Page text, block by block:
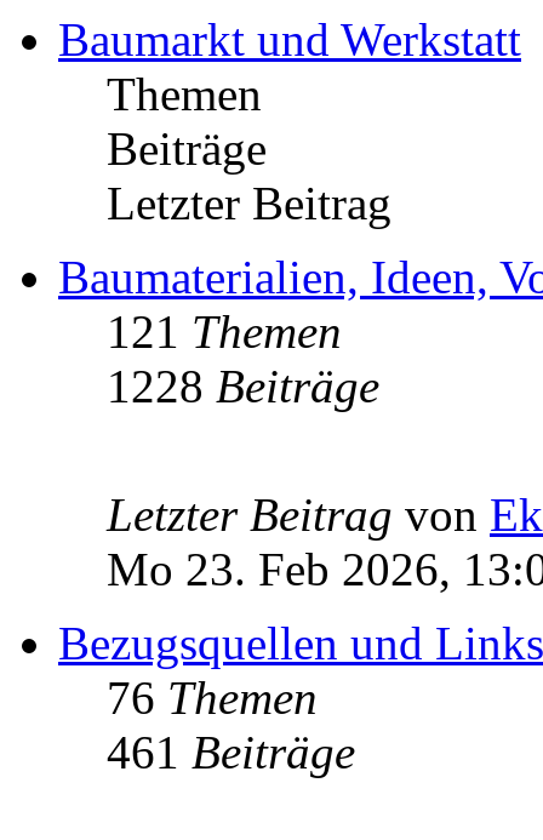
Baumarkt und Werkstatt
Themen
Beiträge
Letzter Beitrag
Baumaterialien, Ideen,
121 Themen
1228 Beiträge
Letzter Beitrag von
Mo 23. Feb 2026,
Bezugsquellen und Links
76 Themen
461 Beiträge